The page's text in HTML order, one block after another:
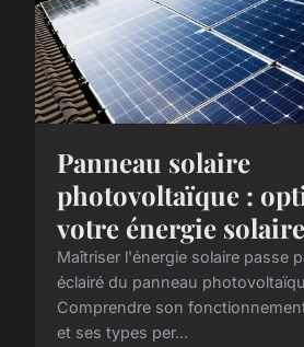
Panneau solaire
photovoltaïque :
votre énergie
Maîtriser l'énergie solaire passe
éclairé du panneau
Comprendre son
et ses types per...